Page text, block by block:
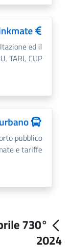
Sportello Linkmate
ed il
TARI, CUP
Trasporto urbano
pubblico
e tariffe
2024